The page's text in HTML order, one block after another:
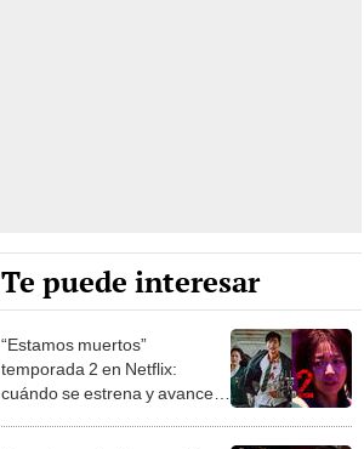
Te puede interesar
“Estamos muertos”
temporada 2 en Netflix:
cuándo se estrena y avances